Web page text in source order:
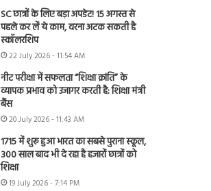
SC छात्रों के लिए बड़ा अपडेट! 15 अगस्त से
पहले कर लें ये काम, वरना अटक सकती है
स्कॉलरशिप
22 July 2026 - 11:54 AM
नीट परीक्षा में सफलता “शिक्षा क्रांति” के
व्यापक प्रभाव को उजागर करती है: शिक्षा मंत्री
बैंस
20 July 2026 - 11:43 AM
1715 में शुरू हुआ भारत का सबसे पुराना स्कूल,
300 साल बाद भी दे रहा है हजारों छात्रों को
शिक्षा
19 July 2026 - 7:14 PM